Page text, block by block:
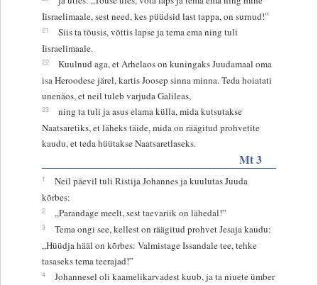
Iisraelimaale, sest need, kes püüdsid last tappa, on surnud!”
21
Siis ta tõusis, võttis lapse ja tema ema ning tuli
Iisraelimaale.
22
Kuulnud aga, et Arhelaos on kuningaks Juudamaal oma
isa Heroodese järel, kartis Joosep sinna minna. Teda hoiatati
unenäos, et neil tuleb varjuda Galileas,
23
ning ta tuli ja asus elama külla, mida kutsutakse
Naatsaretiks, et läheks täide, mida on räägitud prohvetite
kaudu, et teda hüütakse Naatsaretlaseks.
Mt 3
1
Neil päevil tuli Ristija Johannes ja kuulutas Juuda
kõrbes:
2 „Parandage meelt, sest taevariik on lähedal!”
3
Tema ongi see, kellest on räägitud prohvet Jesaja kaudu:
„Hüüdja hääl on kõrbes: Valmistage Issandale tee, tehke
tasaseks tema teerajad!”
4
Johannesel oli kaamelikarvadest kuub, ja ta niuete ümber